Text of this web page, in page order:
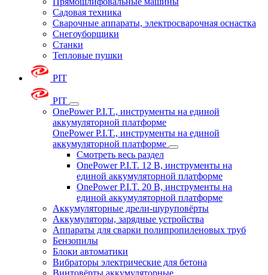
Садовая техника
Сварочные аппараты, электросварочная оснастка
Снегоуборщики
Станки
Тепловые пушки
PIT
PIT
OnePower P.I.T., инструменты на единой
аккумуляторной платформе
OnePower P.I.T., инструменты на единой
аккумуляторной платформе
Смотреть весь раздел
OnePower P.I.T. 12 В, инструменты на
единой аккумуляторной платформе
OnePower P.I.T. 20 В, инструменты на
единой аккумуляторной платформе
Аккумуляторные дрели-шуруповёрты
Аккумуляторы, зарядные устройства
Аппараты для сварки полипропиленовых труб
Бензопилы
Блоки автоматики
Вибраторы электрические для бетона
Винтовёрты аккумуляторные